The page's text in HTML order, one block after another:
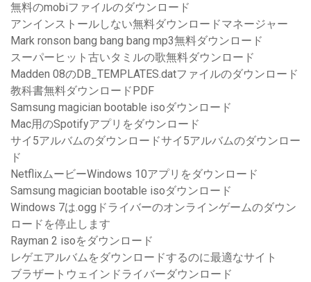
無料のmobiファイルのダウンロード
アンインストールしない無料ダウンロードマネージャー
Mark ronson bang bang bang mp3無料ダウンロード
スーパーヒット古いタミルの歌無料ダウンロード
Madden 08の​​DB_TEMPLATES.datファイルのダウンロード
教科書無料ダウンロードPDF
Samsung magician bootable isoダウンロード
Mac用のSpotifyアプリをダウンロード
サイ5アルバムのダウンロードサイ5アルバムのダウンロー
ド
NetflixムービーWindows 10アプリをダウンロード
Samsung magician bootable isoダウンロード
Windows 7は.oggドライバーのオンラインゲームのダウン
ロードを停止します
Rayman 2 isoをダウンロード
レゲエアルバムをダウンロードするのに最適なサイト
ブラザートウェインドライバーダウンロード